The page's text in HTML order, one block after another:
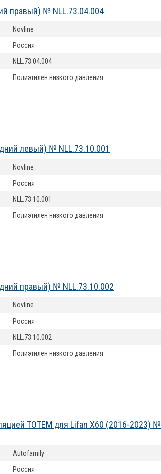
правый) № NLL.73.04.004
Novline
Россия
NLL.73.04.004
Полиэтилен низкого давления
левый) № NLL.73.10.001
Novline
Россия
NLL.73.10.001
Полиэтилен низкого давления
правый) № NLL.73.10.002
Novline
Россия
NLL.73.10.002
Полиэтилен низкого давления
TOTEM для Lifan X60 (2016-2023) №
Autofamily
Россия